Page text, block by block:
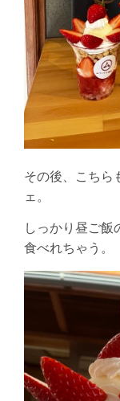
その後、こちら
ェ。
しっかり昼ご飯
食べれちゃう。